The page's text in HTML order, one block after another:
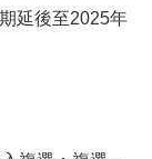
延後至2025年